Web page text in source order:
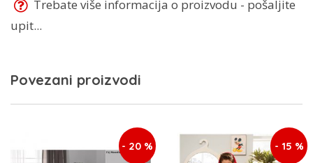
Trebate više informacija o proizvodu - pošaljite
upit...
Povezani proizvodi
- 20 % - 15 %